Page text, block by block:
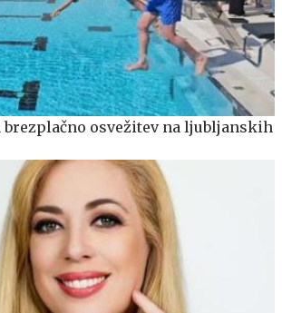
brezplačno osvežitev na ljubljanskih